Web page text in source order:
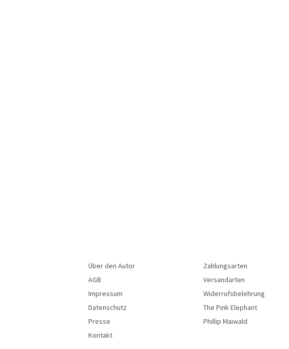
Über den Autor
AGB
Impressum
Datenschutz
Presse
Kontakt
Zahlungsarten
Versandarten
Widerrufsbelehrung
The Pink Elephant
Phillip Maiwald